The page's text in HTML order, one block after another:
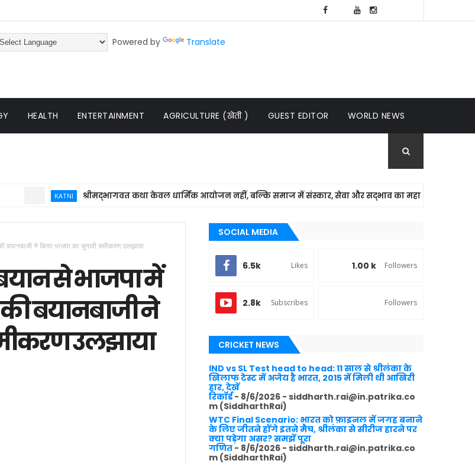
Powered by Translate
HEALTH ENTERTAINMENT AGRICULTURE (खेती ) GUEST EDITOR WORLD NEWS
श्रीमद्भागवत कथा केवल धार्मिक आयोजन नहीं, बल्कि समाज में संस्कार, सेवा और सद्भाव का महापर्व है – मनीष पाठक
ने किया भाजपा का चुनावी समीकरण उलझाया
से भाजपा में
बयानबाजी ने
उलझाया
SOCIAL MEDIA
6.5k Likes 1.00 k Followers
2.8k Subscribes Followers
CRICKET NEWS
IND vs SL Test head to head: 11 साल से श्रीलंका के
खिलाफ टेस्ट में अजेय है भारत, 2015 में मिली थी आखिरी
हार, देखें
रिकॉर्ड- 8/6/2026 - siddharth.rai@in.patrika.co
m (SiddharthRai)
WTC Final Scenario: भारत को फ़ाइनल में जगह बनाने
के लिए जीतने होंगे इतने मैच, श्रीलंका से सीरीज हारने पर
क्या पड़ेगा असर? समझें पूरा
गणित- 8/6/2026 - siddharth.rai@in.patrika.co
m (SiddharthRai)